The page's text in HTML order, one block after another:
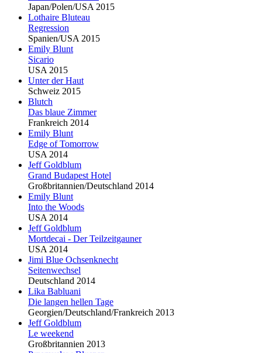
Japan/Polen/USA 2015
Lothaire Bluteau
Regression
Spanien/USA 2015
Emily Blunt
Sicario
USA 2015
Unter der Haut
Schweiz 2015
Blutch
Das blaue Zimmer
Frankreich 2014
Emily Blunt
Edge of Tomorrow
USA 2014
Jeff Goldblum
Grand Budapest Hotel
Großbritannien/Deutschland 2014
Emily Blunt
Into the Woods
USA 2014
Jeff Goldblum
Mortdecai - Der Teilzeitgauner
USA 2014
Jimi Blue Ochsenknecht
Seitenwechsel
Deutschland 2014
Lika Babluani
Die langen hellen Tage
Georgien/Deutschland/Frankreich 2013
Jeff Goldblum
Le weekend
Großbritannien 2013